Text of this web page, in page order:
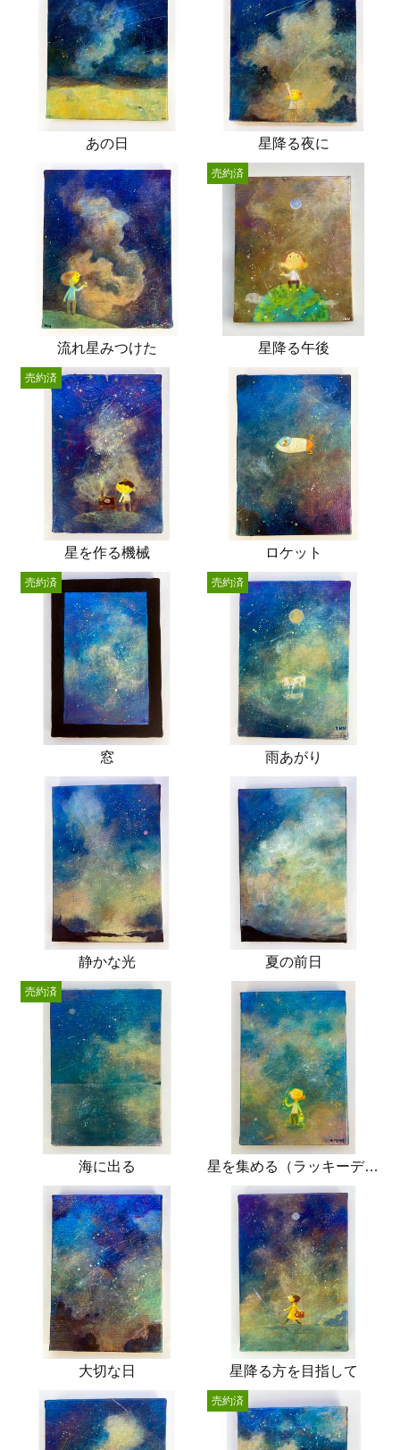
あの日 星降る夜に
流れ星みつけた 星降る午後
売約済
星を作る機械
売約済
ロケット
窓
売約済
雨あがり
売約済
静かな光 夏の前日
海に出る
売約済
星を集める（ラッキーデイ）
大切な日 星降る方を目指して
売約済